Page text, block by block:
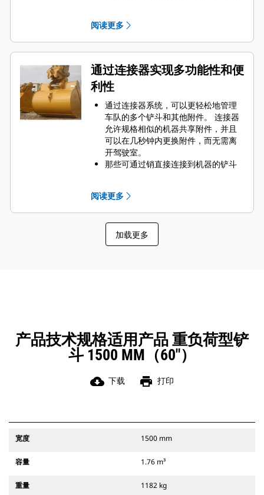
铲刀有助于保护铲斗中最常接触和穿
过物料的部件。
通过为您的铲斗和应用组合选择正确
的 GET 来降低维护成本。
铲斗齿尖提供多种选择，确保适合您
的具体应用。 无论您需要获得平整的
挖掘底面还是挖掘坚硬、磨蚀性的物
料，总会有一款齿尖解决方案适合
您。
阅读更多
通过连接器实现多功能性和便
利性
通过连接器系统，可以更轻松地管理
车队的多个铲斗和其他附件。 连接器
允许规格相似的机器共享附件，并且
可以在几秒钟内更换附件，而无需离
开驾驶室。
那些可通过销直接连接到机器的铲斗
性能铲斗配有一个可优化挖掘力的凹
进销，当与 Cat 抓销式快速连接器配
套使用时，可为铲斗提供更快的循环
时间。
此外，Cat 抓销式快速连接器还允许操
带式挖掘机和所有轮式挖掘机兼容。
此外，还提供挖沟宽度连接器。
与 CW 专用连接器系统兼容的附件采
用固定式快速连接器铰接件。 CW 专
用连接器采用楔式锁定系统，确保始
终稳固地连接附件。
阅读更多
加载更多
产品技术规格适用产品 重负荷型铲
斗 1500 MM（60"）
cloud_download 下载 print 打印
宽度 1500 mm
容量 1.76 m³
重量 1182 kg